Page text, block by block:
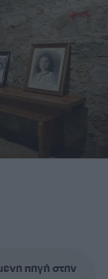
πηγή στην